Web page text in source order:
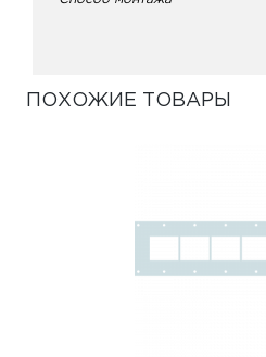
ПОХОЖИЕ ТОВАРЫ